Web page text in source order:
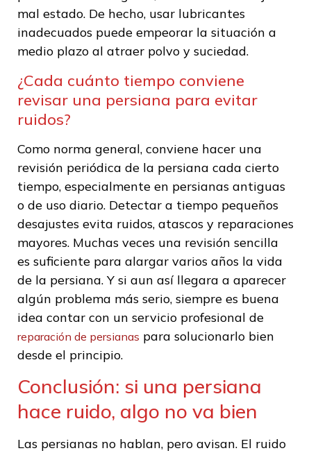
mal estado. De hecho, usar lubricantes
inadecuados puede empeorar la situación a
medio plazo al atraer polvo y suciedad.
¿Cada cuánto tiempo conviene
revisar una persiana para evitar
ruidos?
Como norma general, conviene hacer una
revisión periódica de la persiana cada cierto
tiempo, especialmente en persianas antiguas
o de uso diario. Detectar a tiempo pequeños
desajustes evita ruidos, atascos y reparaciones
mayores. Muchas veces una revisión sencilla
es suficiente para alargar varios años la vida
de la persiana. Y si aun así llegara a aparecer
algún problema más serio, siempre es buena
idea contar con un servicio profesional de
reparación de persianas para solucionarlo bien
desde el principio.
Conclusión: si una persiana
hace ruido, algo no va bien
Las persianas no hablan, pero avisan. El ruido